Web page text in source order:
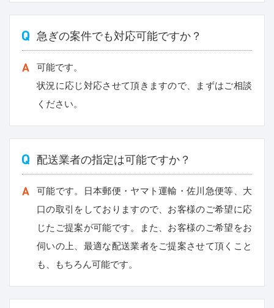
急ぎの案件でも対応可能ですか？
可能です。
状況に応じ対応させて頂きますので、まずはご相談
ください。
配送業者の指定は可能ですか？
可能です。日本郵便・ヤマト運輸・佐川急便等、大
口の取引をしておりますので、お客様のご希望に応
じたご提案が可能です。また、お客様のご希望をお
伺いの上、最適な配送業者をご提案させて頂くこと
も、もちろん可能です。